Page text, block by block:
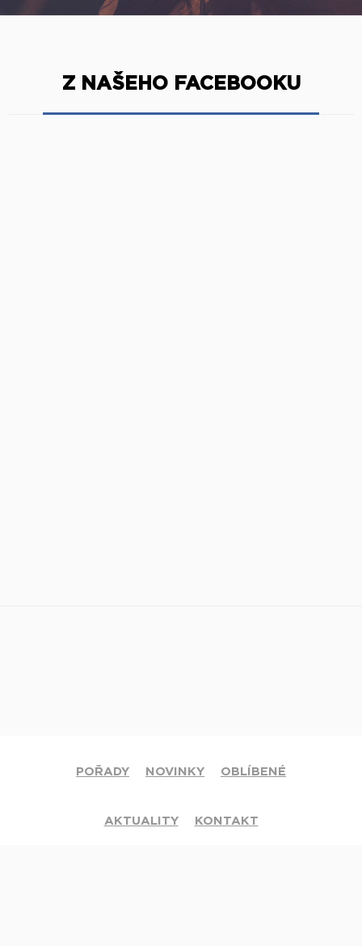
Z NAŠEHO FACEBOOKU
POŘADY NOVINKY OBLÍBENÉ
AKTUALITY KONTAKT